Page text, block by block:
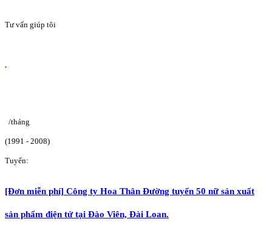
Tư vấn giúp tôi
/tháng
(1991 - 2008)
Tuyển:
[Đơn miễn phí] Công ty Hoa Thân Đường tuyển 50 nữ sản xuất
sản phẩm điện tử tại Đào Viên, Đài Loan.